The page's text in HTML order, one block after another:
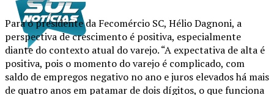
Para o presidente da Fecomércio SC, Hélio Dagnoni, a
perspectiva de crescimento é positiva, especialmente
diante do contexto atual do varejo. “A expectativa de alta é
positiva, pois o momento do varejo é complicado, com
saldo de empregos negativo no ano e juros elevados há mais
de quatro anos em patamar de dois dígitos, o que funciona